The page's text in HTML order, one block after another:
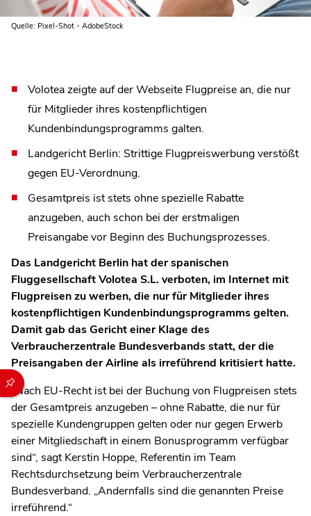
Durch die folgenden Buttons können Sie direkt auf einen
Quelle: Pixel-Shot - AdobeStock
Volotea zeigte auf der Webseite Flugpreise an, die nur
für Mitglieder ihres kostenpflichtigen
Kundenbindungsprogramms galten.
Landgericht Berlin: Strittige Flugpreiswerbung verstößt
gegen EU-Verordnung.
Gesamtpreis ist stets ohne spezielle Rabatte
anzugeben, auch schon bei der erstmaligen
Preisangabe vor Beginn des Buchungsprozesses.
Das Landgericht Berlin hat der spanischen
Fluggesellschaft Volotea S.L. verboten, im Internet mit
Flugpreisen zu werben, die nur für Mitglieder ihres
kostenpflichtigen Kundenbindungsprogramms gelten.
Damit gab das Gericht einer Klage des
Verbraucherzentrale Bundesverbands statt, der die
Preisangaben der Airline als irreführend kritisiert hatte.
„Nach EU-Recht ist bei der Buchung von Flugpreisen stets
der Gesamtpreis anzugeben – ohne Rabatte, die nur für
spezielle Kundengruppen gelten oder nur gegen Erwerb
einer Mitgliedschaft in einem Bonusprogramm verfügbar
sind“, sagt Kerstin Hoppe, Referentin im Team
Rechtsdurchsetzung beim Verbraucherzentrale
Bundesverband. „Andernfalls sind die genannten Preise
irreführend.“